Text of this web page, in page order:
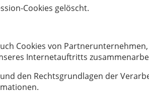
Cookies gelöscht.
Cookies von
Internetauftritts
den Rechtsgrundlagen der